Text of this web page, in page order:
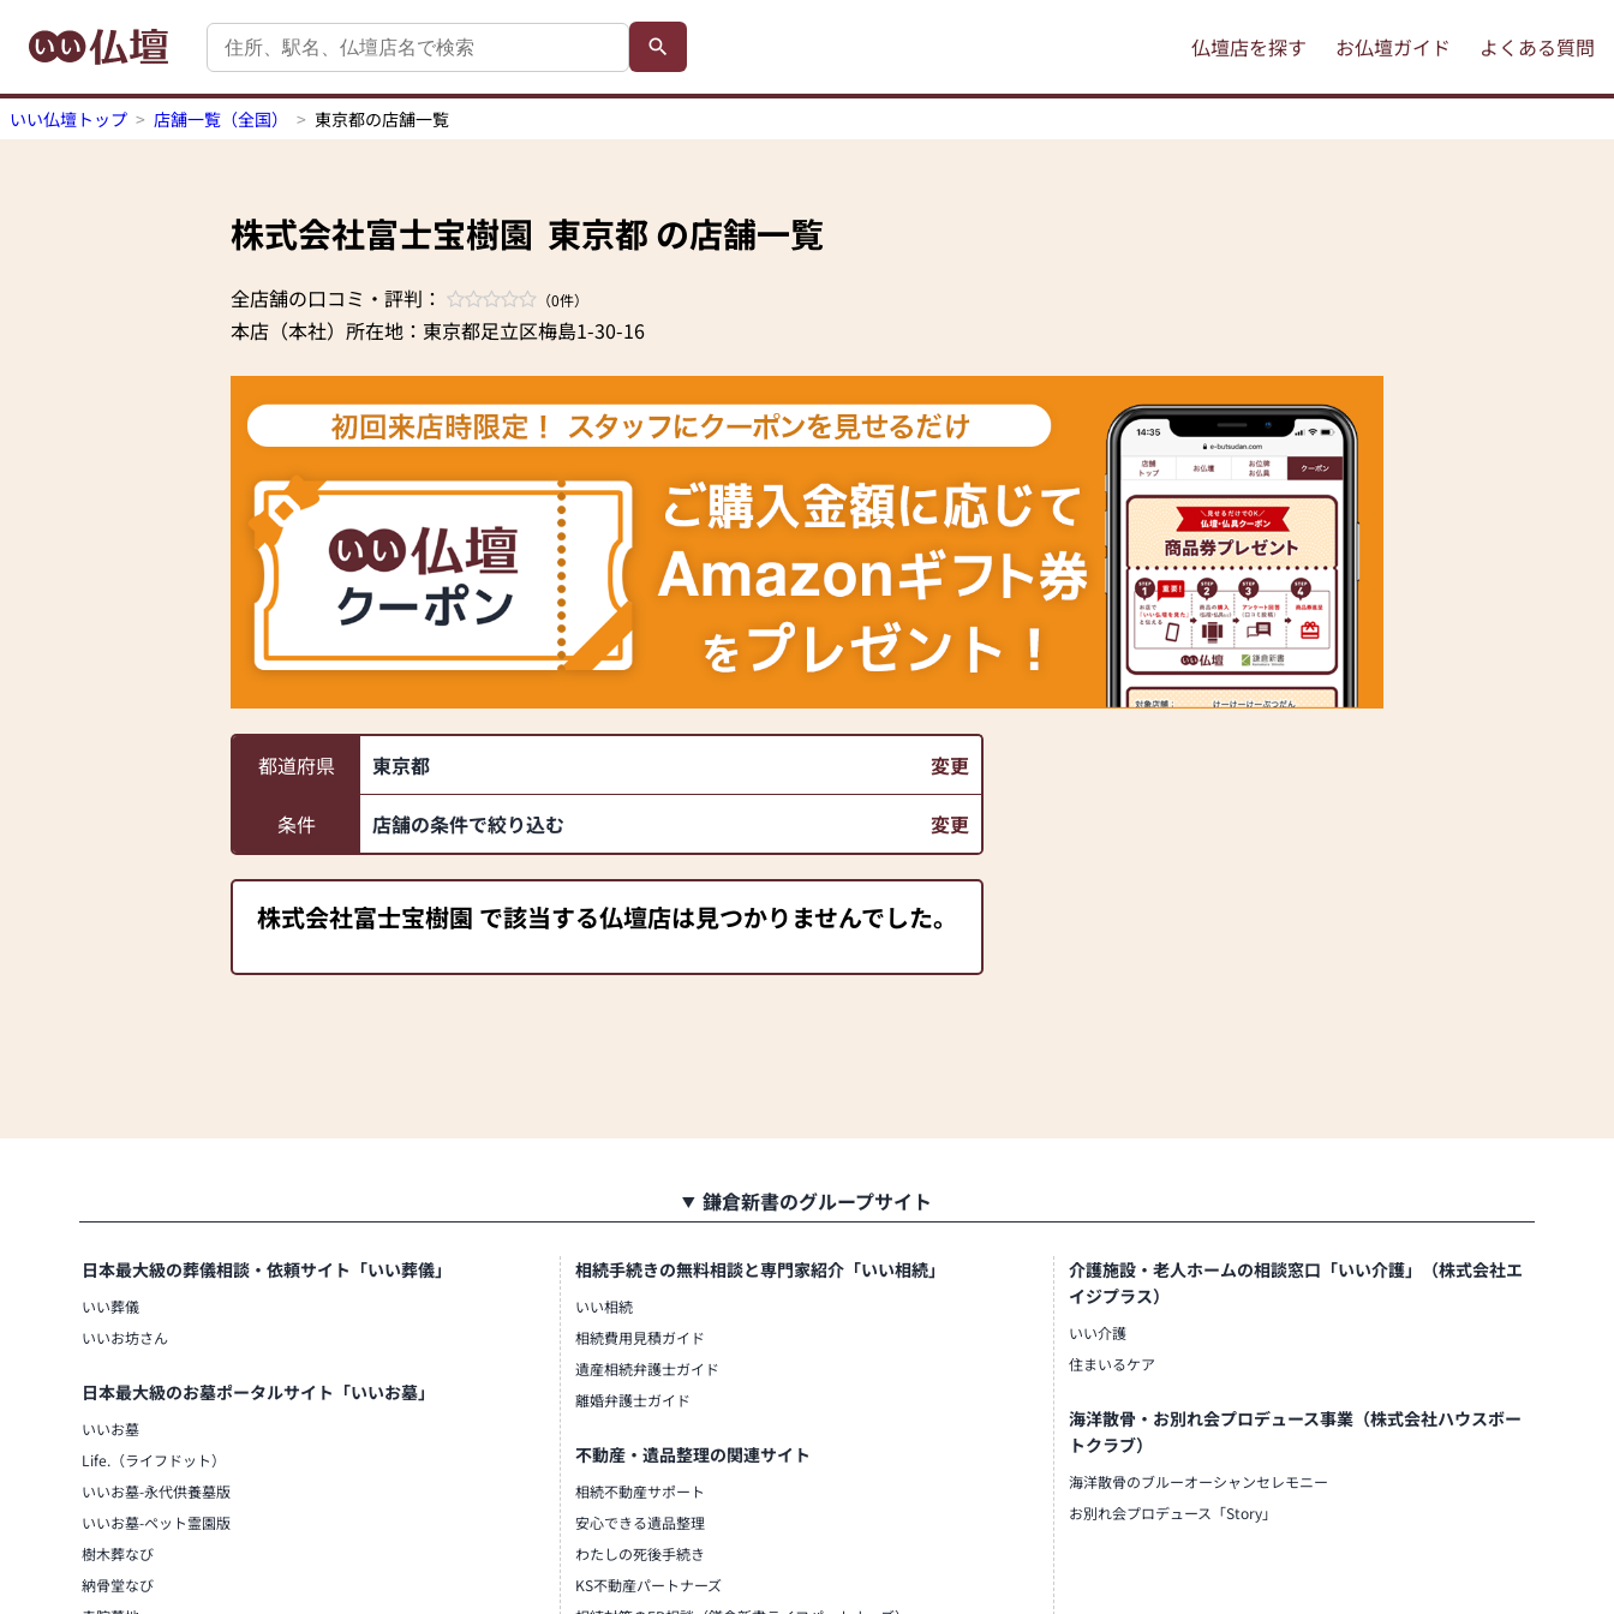
仏壇店を探す お仏壇ガイド よくある質問
いい仏壇トップ 店舗一覧（全国） 東京都の店舗一覧
株式会社富士宝樹園 東京都 の店舗一覧
全店舗の口コミ・評判： （0件）
本店（本社）所在地：東京都足立区梅島1-30-16
都道府県 東京都 変更
条件 店舗の条件で絞り込む 変更
株式会社富士宝樹園 で該当する仏壇店は見つかりませんでした。
鎌倉新書のグループサイト
日本最大級の葬儀相談・依頼サイト「いい葬儀」
いい葬儀
いいお坊さん
日本最大級のお墓ポータルサイト「いいお墓」
いいお墓
Life.（ライフドット）
いいお墓-永代供養墓版
いいお墓-ペット霊園版
樹木葬なび
納骨堂なび
相続手続きの無料相談と専門家紹介「いい相続」
いい相続
相続費用見積ガイド
遺産相続弁護士ガイド
離婚弁護士ガイド
不動産・遺品整理の関連サイト
相続不動産サポート
安心できる遺品整理
わたしの死後手続き
KS不動産パートナーズ
介護施設・老人ホームの相談窓口「いい介護」（株式会社エ
イジプラス）
いい介護
住まいるケア
海洋散骨・お別れ会プロデュース事業（株式会社ハウスボー
トクラブ）
海洋散骨のブルーオーシャンセレモニー
お別れ会プロデュース「Story」